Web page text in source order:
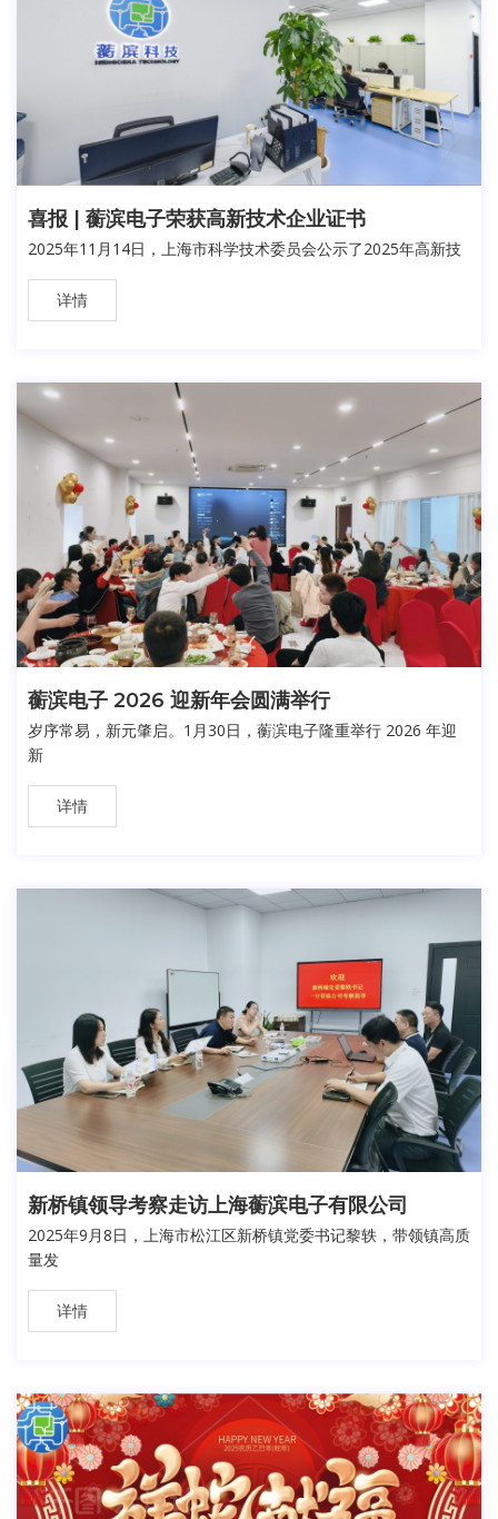
喜报 | 蘅滨电子荣获高新技术企业证书
2025年11月14日，上海市科学技术委员会公示了2025年高新技
详情
蘅滨电子 2026 迎新年会圆满举行
岁序常易，新元肇启。1月30日，蘅滨电子隆重举行 2026 年迎
新
详情
新桥镇领导考察走访上海蘅滨电子有限公司
2025年9月8日，上海市松江区新桥镇党委书记黎轶，带领镇高质
量发
详情